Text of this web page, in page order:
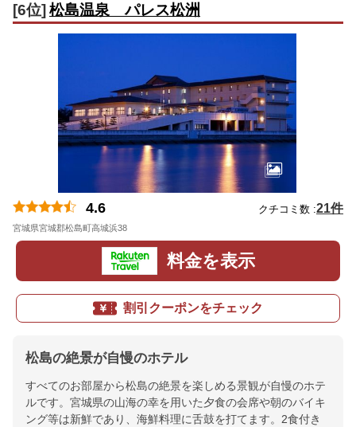
[6位]松島温泉 パレス松洲
4.6 クチコミ数 :21件
宮城県宮城郡松島町高城浜38
料金を表示
割引クーポンをチェック
松島の絶景が自慢のホテル
すべてのお部屋から松島の絶景を楽しめる景観が自慢のホテ
ルです。宮城県の山海の幸を用いた夕食の会席や朝のバイキ
ング等は新鮮であり、海鮮料理に舌鼓を打てます。2食付き